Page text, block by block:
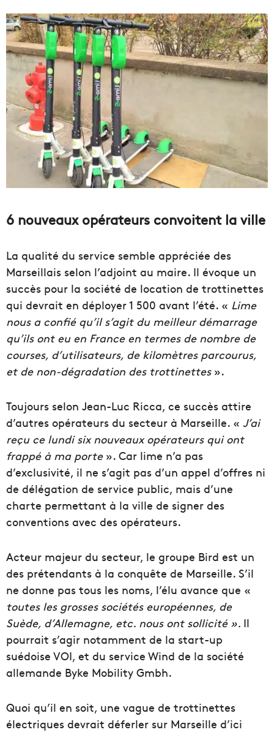
6 nouveaux opérateurs convoitent la ville
La qualité du service semble appréciée des
Marseillais selon l’adjoint au maire. Il évoque un
succès pour la société de location de trottinettes
qui devrait en déployer 1 500 avant l’été. « Lime
nous a confié qu’il s’agit du meilleur démarrage
qu’ils ont eu en France en termes de nombre de
courses, d’utilisateurs, de kilomètres parcourus,
et de non-dégradation des trottinettes».
Toujours selon Jean-Luc Ricca, ce succès attire
d’autres opérateurs du secteur à Marseille. « J’ai
reçu ce lundi six nouveaux opérateurs qui ont
frappé à ma porte». Car lime n’a pas
d’exclusivité, il ne s’agit pas d’un appel d’offres ni
de délégation de service public, mais d’une
charte permettant à la ville de signer des
conventions avec des opérateurs.
Acteur majeur du secteur, le groupe Bird est un
des prétendants à la conquête de Marseille. S’il
ne donne pas tous les noms, l’élu avance que «
toutes les grosses sociétés européennes, de
Suède, d’Allemagne, etc. nous ont sollicité ». Il
pourrait s’agir notamment de la start-up
suédoise VOI, et du service Wind de la société
allemande Byke Mobility Gmbh.
Quoi qu’il en soit, une vague de trottinettes
électriques devrait déferler sur Marseille d’ici